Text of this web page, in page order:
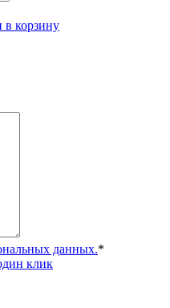
в корзину
данных.*
клик